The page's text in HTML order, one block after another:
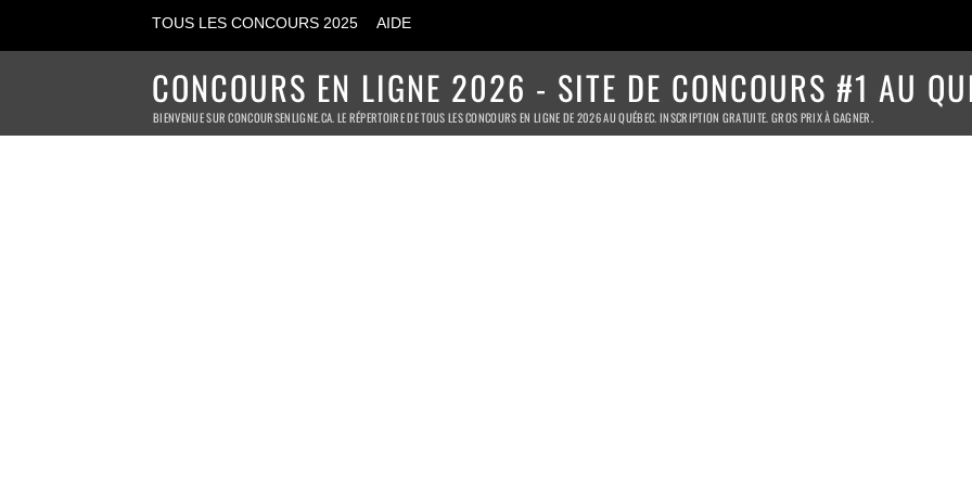
TOUS LES CONCOURS 2025 AIDE
CONCOURS EN LIGNE 2026 - SITE DE CONCOURS #1 AU
BIENVENUE SUR CONCOURSENLIGNE.CA. LE RÉPERTOIRE DE TOUS LES CONCOURS EN LIGNE DE 2026 AU QUÉBEC. INSCRIPTION GRATUITE. GROS PRIX À GAGNER.